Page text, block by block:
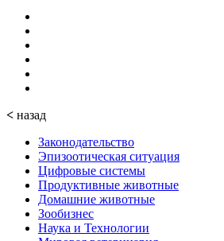
< назад
Законодательство
Эпизоотическая ситуация
Цифровые системы
Продуктивные животные
Домашние животные
Зообизнес
Наука и Технологии